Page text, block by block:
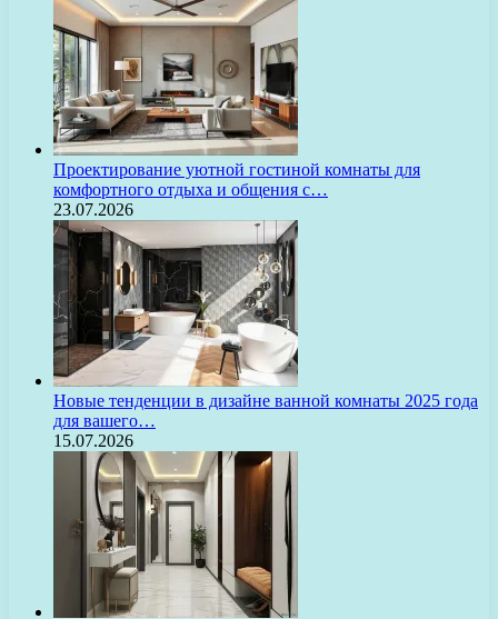
Проектирование уютной гостиной комнаты для
комфортного отдыха и общения с…
23.07.2026
Новые тенденции в дизайне ванной комнаты 2025 года
для вашего…
15.07.2026